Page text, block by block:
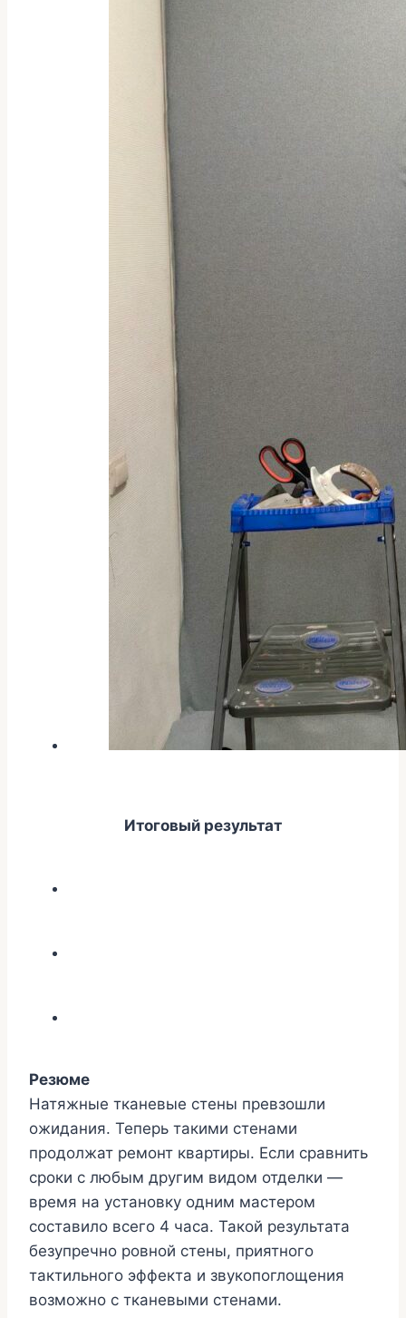
Итоговый результат
Резюме
Натяжные тканевые стены превзошли
ожидания. Теперь такими стенами
продолжат ремонт квартиры. Если сравнить
сроки с любым другим видом отделки —
время на установку одним мастером
составило всего 4 часа. Такой результата
безупречно ровной стены, приятного
тактильного эффекта и звукопоглощения
возможно с тканевыми стенами.